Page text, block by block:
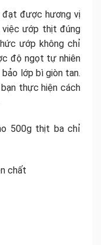
đạt được hương vị
việc ướp thịt đúng
ướp không chỉ
độ ngọt tự nhiên
lớp bì giòn tan.
thực hiện cách
500g thịt ba chỉ
chất